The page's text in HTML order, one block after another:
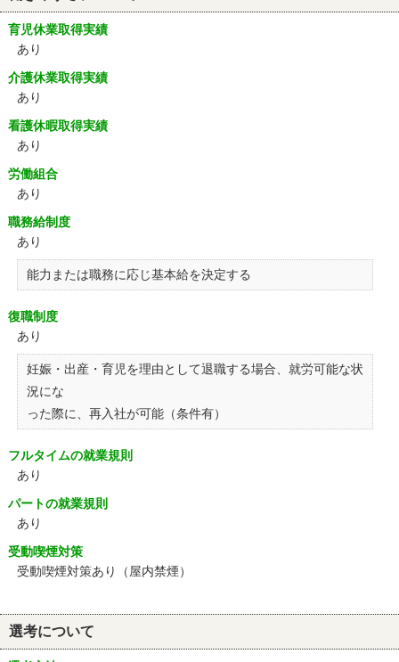
育児休業取得実績
あり
介護休業取得実績
あり
看護休暇取得実績
あり
労働組合
あり
職務給制度
あり
能力または職務に応じ基本給を決定する
復職制度
あり
妊娠・出産・育児を理由として退職する場合、就労可能な状
況にな
った際に、再入社が可能（条件有）
フルタイムの就業規則
あり
パートの就業規則
あり
受動喫煙対策
受動喫煙対策あり（屋内禁煙）
選考について